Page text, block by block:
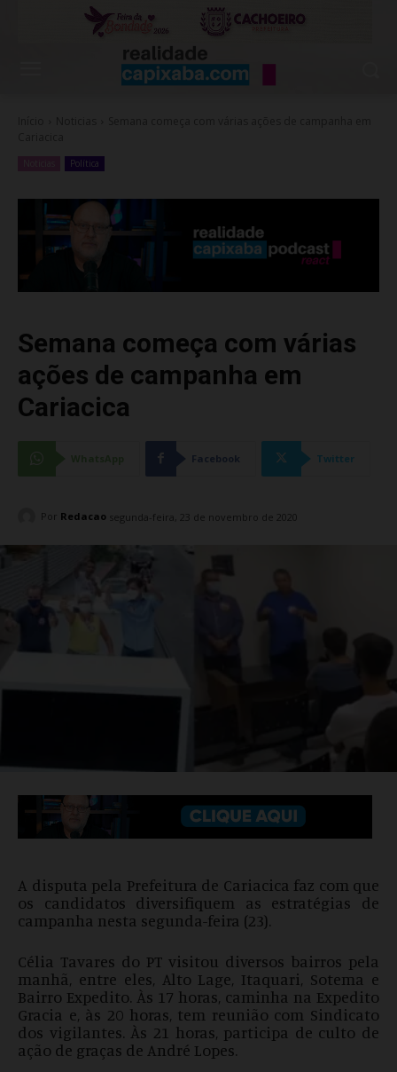
Política
Semana começa com várias
ações de campanha em
Cariacica
Facebook Twitter
Por Redacao segunda-feira, 23 de novembro de 2020
A disputa pela Prefeitura de Cariacica faz com que
os candidatos diversifiquem as estratégias de
campanha nesta segunda-feira (23).
Célia Tavares do PT visitou diversos bairros pela
manhã, entre eles, Alto Lage, Itaquari, Sotema e
Bairro Expedito. Às 17 horas, caminha na Expedito
Gracia e, às 20 horas, tem reunião com Sindicato
dos vigilantes. Às 21 horas, participa de culto de
ação de graças de André Lopes.